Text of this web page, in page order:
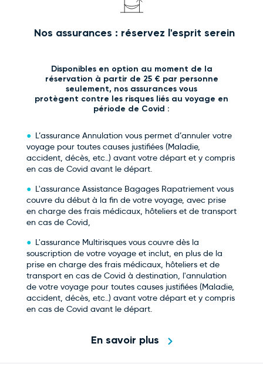
Nos assurances : réservez l'esprit serein
Disponibles en option au moment de la
réservation à partir de 25 € par personne
seulement, nos assurances vous
protègent contre les risques liés au voyage en
période de Covid :
L’assurance Annulation vous permet d’annuler votre
voyage pour toutes causes justifiées (Maladie,
accident, décès, etc..) avant votre départ et y compris
en cas de Covid avant le départ.
L'assurance Assistance Bagages Rapatriement vous
couvre du début à la fin de votre voyage, avec prise
en charge des frais médicaux, hôteliers et de transport
en cas de Covid,
L'assurance Multirisques vous couvre dès la
souscription de votre voyage et inclut, en plus de la
prise en charge des frais médicaux, hôteliers et de
transport en cas de Covid à destination, l'annulation
de votre voyage pour toutes causes justifiées (Maladie,
accident, décès, etc..) avant votre départ et y compris
en cas de Covid avant le départ.
En savoir plus